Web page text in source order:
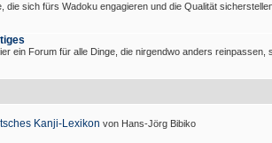
die sich fürs Wadoku engagieren und die Qualität
ein Forum für alle Dinge, die nirgendwo anders reinpassen,
Kanji-Lexikon von Hans-Jörg Bibiko